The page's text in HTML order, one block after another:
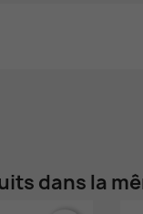
dans la